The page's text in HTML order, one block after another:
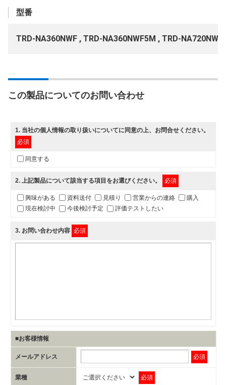
型番
TRD-NA360NWF , TRD-NA360NWF5M , TRD-
この製品についてのお問い合わせ
1. 当社の個人情報の取り扱いについてに同意の上、お問合せください。
必須
同意する
2. 上記製品について該当する項目をお選びください。 必須
興味がある 資料送付 見積り 営業からの連絡
購入
現在検討中
今後検討予定 評価テストしたい
3. お問い合わせ内容 必須
■お客様情報
メールアドレス 必須
業種 必須